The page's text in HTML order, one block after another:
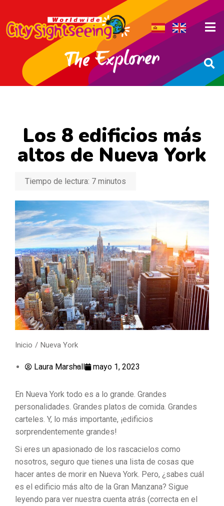
Los 8 edificios más
altos de Nueva York
Tiempo de lectura: 7 minutos
Estás aquí:
Inicio Nueva York
Laura Marshall mayo 1, 2023
En Nueva York todo es a lo grande. Grandes
personalidades. Grandes platos de comida. Grandes
carteles. Y, lo más importante, ¡edificios
sorprendentemente grandes!
Si eres un apasionado de los rascacielos como
nosotros, seguro que tienes una lista de cosas que
hacer antes de morir en Nueva York. Pero, ¿sabes cuál
es el edificio más alto de la Gran Manzana? Sigue
leyendo para ver nuestra cuenta atrás (correcta en el